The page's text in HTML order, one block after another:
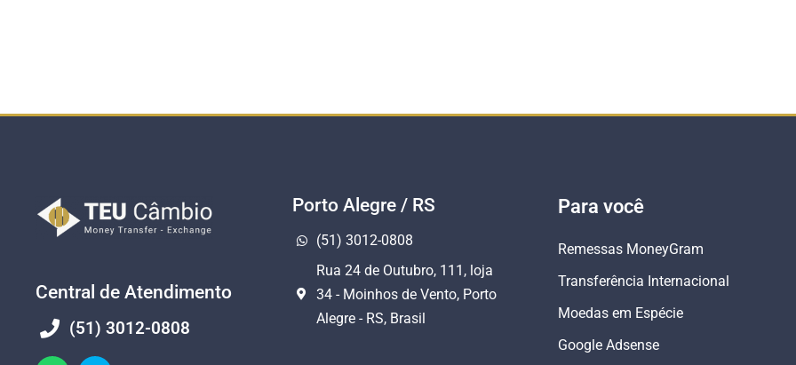
Central de Atendimento
(51) 3012-0808
Porto Alegre / RS
(51) 3012-0808
Rua 24 de Outubro, 111, loja
34 - Moinhos de Vento, Porto
Alegre - RS, Brasil
Para você
Remessas MoneyGram
Transferência Internacional
Moedas em Espécie
Google Adsense